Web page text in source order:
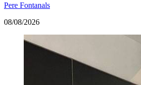
Pere Fontanals
08/08/2026